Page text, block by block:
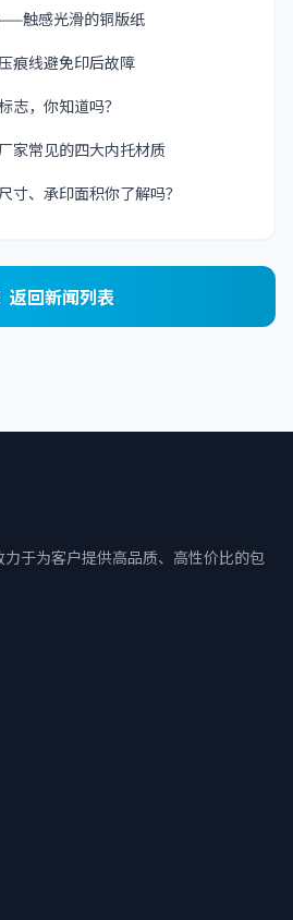
触感光滑的铜版纸
痕线避免印后故障
志，你知道吗？
家常见的四大内托材质
寸、承印面积你了解吗？
返回新闻列表
于为客户提供高品质、高性价比的包